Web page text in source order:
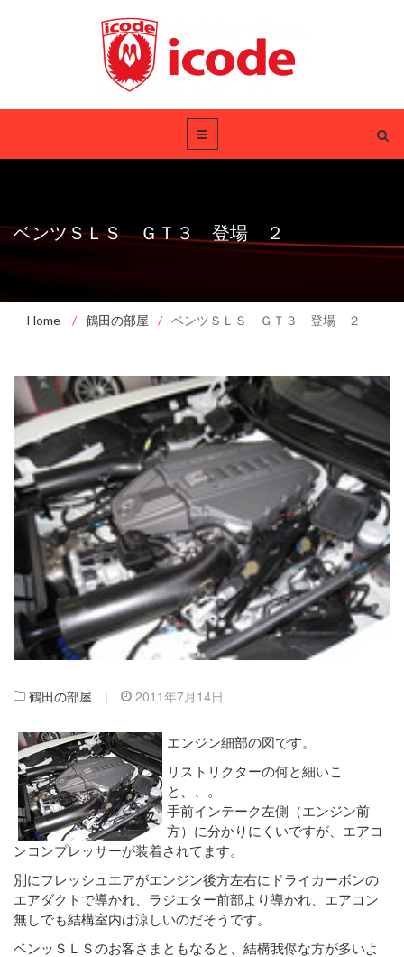
ベンツＳＬＳ ＧＴ３ 登場 ２
Home / 鶴田の部屋 / ベンツＳＬＳ ＧＴ３ 登場 ２
鶴田の部屋 | 2011年7月14日
エンジン細部の図です。
リストリクターの何と細いこ
と、、。
手前インテーク左側（エンジン前
方）に分かりにくいですが、エアコ
ンコンプレッサーが装着されてます。
別にフレッシュエアがエンジン後方左右にドライカーボンの
エアダクトで導かれ、ラジエター前部より導かれ、エアコン
無しでも結構室内は涼しいのだそうです。
ベンッＳＬＳのお客さまともなると、結構我侭な方が多いよ